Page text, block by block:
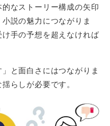
なストーリー構成の矢印
説の魅力につながりま
手の予想を超えなければ
と面白さにはつながりま
らしが必要です。